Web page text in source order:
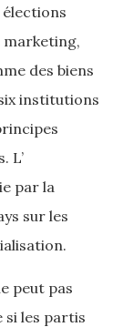
des biens
institutions
L’
par la
sur les
peut pas
si les partis